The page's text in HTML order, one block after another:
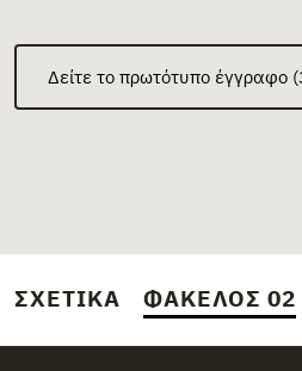
Δείτε το πρωτότυπο έγγραφο
ΣΧΕΤΙΚΆ ΦΆΚΕΛΟΣ 02